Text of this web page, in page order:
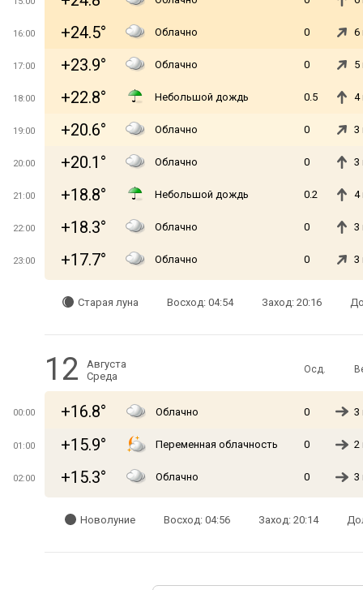
16:00 +24.5° Облачно 0 6
17:00 +23.9° Облачно 0 5
18:00 +22.8° Небольшой дождь 0.5 4
19:00 +20.6° Облачно 0 3
20:00 +20.1° Облачно 0 3
21:00 +18.8° Небольшой дождь 0.2 4
22:00 +18.3° Облачно 0 3
23:00 +17.7° Облачно 0 3
Старая луна Восход: 04:54 Заход: 20:16
12
Августа
Среда
Осд.
00:00 +16.8° Облачно 0 3
01:00 +15.9° Переменная облачность 0 2
02:00 +15.3° Облачно 0 3
Новолуние Восход: 04:56 Заход: 20:14